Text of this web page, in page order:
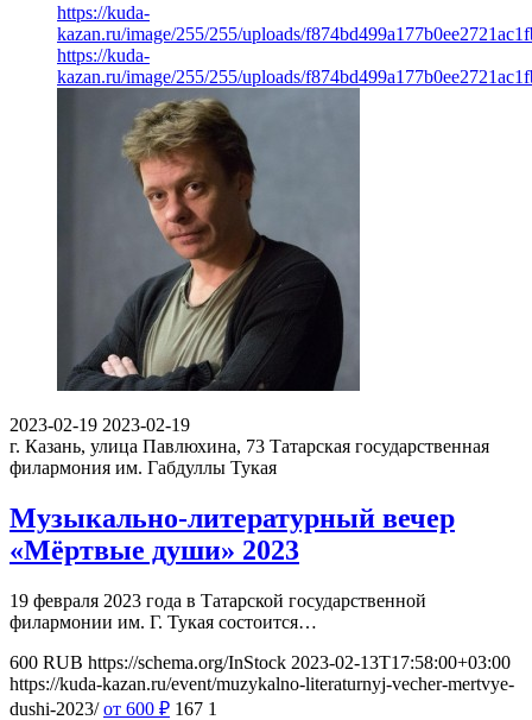
https://kuda-
kazan.ru/image/255/255/uploads/
https://kuda-
kazan.ru/image/255/255/uploads/
2023-02-19 2023-02-19
г. Казань, улица Павлюхина, 73 Татарская государственная
филармония им. Габдуллы Тукая
Музыкально-литературный вечер
«Мёртвые души» 2023
19 февраля 2023 года в Татарской государственной
филармонии им. Г. Тукая состоится…
600 RUB https://schema.org/InStock 2023-02-13T17:58:00+03:00
https://kuda-kazan.ru/event/muzykalno-literaturnyj-vecher-mertvye-
dushi-2023/ от 600 ₽ 167 1